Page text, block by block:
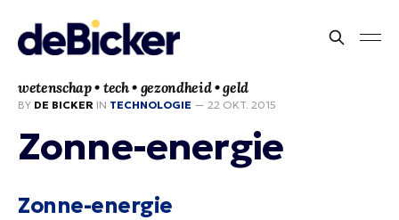
wetenschap • tech • gezondheid • geld
BY DE BICKER IN TECHNOLOGIE — 22 OKT. 2015
Zonne-energie
Zonne-energie